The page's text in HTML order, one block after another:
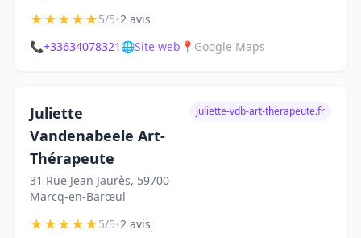
★★★★★5/5•2 avis
📞+33634078321 🌐Site web 📍 Google Maps
Juliette
Vandenabeele Art-
Thérapeute
31 Rue Jean Jaurès, 59700
Marcq-en-Barœul
juliette-vdb-art-therapeute.fr
★★★★★5/5•2 avis